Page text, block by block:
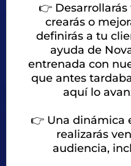
👉
crearás o
definirás a tu
ayuda de
entrenada con
que antes
aquí lo
👉 Una dinámica
realizarás
audiencia,